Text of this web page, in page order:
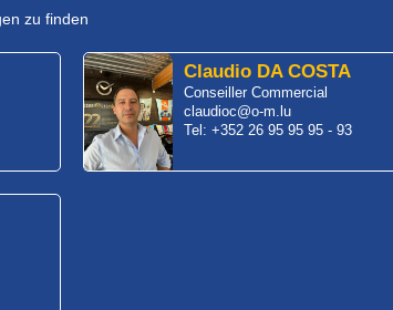
zu finden
Claudio DA COSTA
Conseiller Commercial
claudioc@o-m.lu
Tel: +352 26 95 95 95 - 93